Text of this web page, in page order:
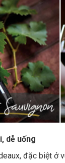
dễ uống
đặc biệt ở